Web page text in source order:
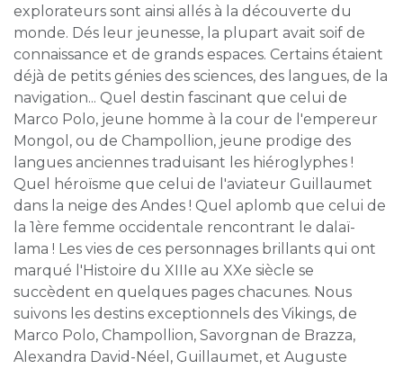
explorateurs sont ainsi allés à la découverte du
monde. Dés leur jeunesse, la plupart avait soif de
connaissance et de grands espaces. Certains étaient
déjà de petits génies des sciences, des langues, de la
navigation... Quel destin fascinant que celui de
Marco Polo, jeune homme à la cour de l'empereur
Mongol, ou de Champollion, jeune prodige des
langues anciennes traduisant les hiéroglyphes !
Quel héroïsme que celui de l'aviateur Guillaumet
dans la neige des Andes ! Quel aplomb que celui de
la 1ère femme occidentale rencontrant le dalaï-
lama ! Les vies de ces personnages brillants qui ont
marqué l'Histoire du XIIIe au XXe siècle se
succèdent en quelques pages chacunes. Nous
suivons les destins exceptionnels des Vikings, de
Marco Polo, Champollion, Savorgnan de Brazza,
Alexandra David-Néel, Guillaumet, et Auguste